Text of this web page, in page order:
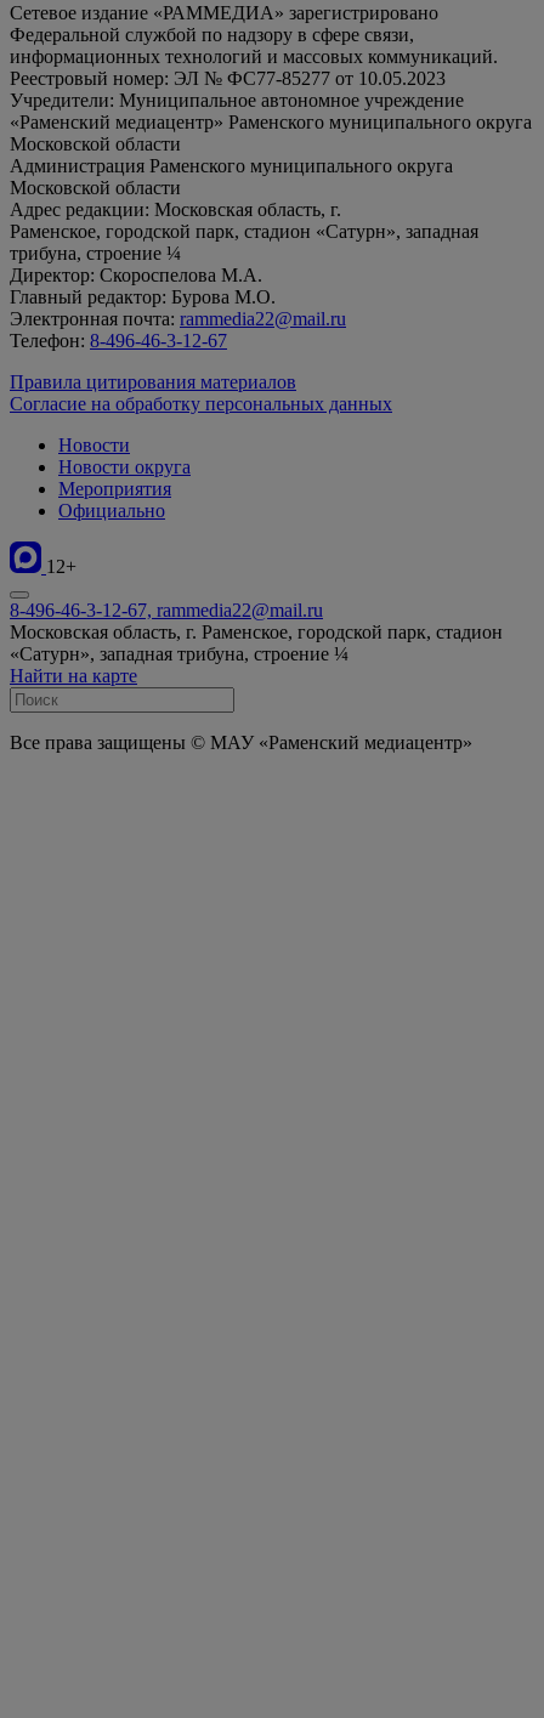
Сетевое издание «РАММЕДИА» зарегистрировано
Федеральной службой по надзору в сфере связи,
информационных технологий и массовых коммуникаций.
Реестровый номер: ЭЛ № ФС77-85277 от 10.05.2023
Учредители: Муниципальное автономное учреждение
«Раменский медиацентр» Раменского муниципального округа
Московской области
Администрация Раменского муниципального округа
Московской области
Адрес редакции: Московская область, г.
Раменское, городской парк, стадион «Сатурн», западная
трибуна, строение ¼
Директор: Скороспелова М.А.
Главный редактор: Бурова М.О.
Электронная почта: rammedia22@mail.ru
Телефон: 8-496-46-3-12-67
Правила цитирования материалов
Согласие на обработку персональных данных
Новости
Новости округа
Мероприятия
Официально
12+
8-496-46-3-12-67, rammedia22@mail.ru
Московская область, г. Раменское, городской парк, стадион
«Сатурн», западная трибуна, строение ¼
Найти на карте
Все права защищены © МАУ «Раменский медиацентр»